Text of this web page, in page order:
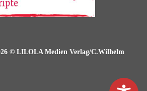
© LILOLA Medien Verlag/C.Wilhelm